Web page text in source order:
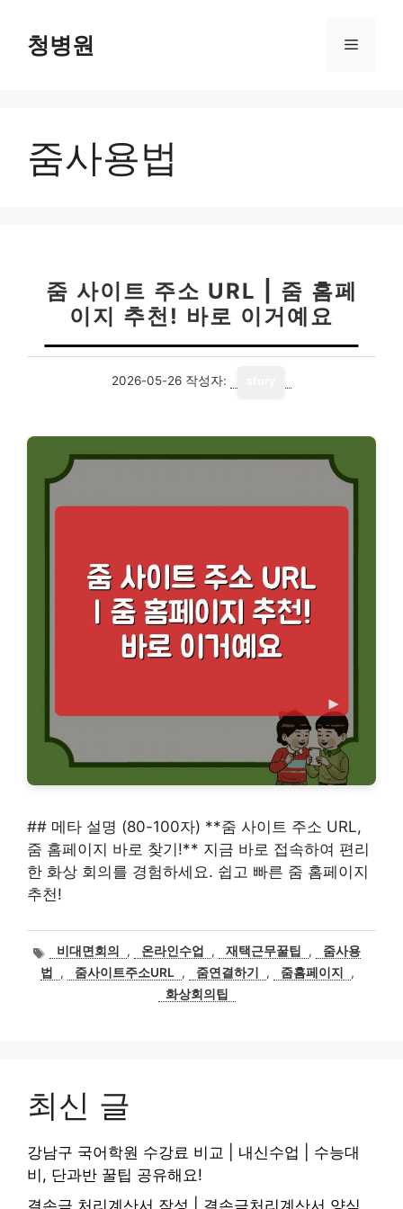
청병원 메
줌사용법
줌 사이트 주소 URL | 줌 홈페
이지 추천! 바로 이거예요
2026-05-26 작성자:
## 메타 설명 (80-100자) **줌 사이트 주소 URL,
줌 홈페이지 바로 찾기!** 지금 바로 접속하여 편리
한 화상 회의를 경험하세요. 쉽고 빠른 줌 홈페이지
추천!
태
그
비대면회의 , 온라인수업 , 재택근무꿀팁 ,
줌사용
법
, 줌사이트주소URL , 줌연결하기 , 줌홈페이지
,
화상회의팁
최신 글
강남구 국어학원 수강료 비교 | 내신수업 | 수능대
비, 단과반 꿀팁 공유해요!
결손금 처리계산서 작성 | 결손금처리계산서 양식